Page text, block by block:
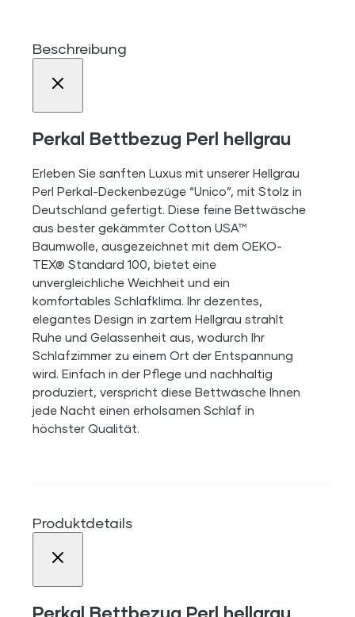
Beschreibung
Perkal Bettbezug Perl hellgrau
Erleben Sie sanften Luxus mit unserer Hellgrau
Perl Perkal-Deckenbezüge “Unico”, mit Stolz in
Deutschland gefertigt. Diese feine Bettwäsche
aus bester gekämmter Cotton USA™
Baumwolle, ausgezeichnet mit dem OEKO-
TEX® Standard 100, bietet eine
unvergleichliche Weichheit und ein
komfortables Schlafklima. Ihr dezentes,
elegantes Design in zartem Hellgrau strahlt
Ruhe und Gelassenheit aus, wodurch Ihr
Schlafzimmer zu einem Ort der Entspannung
wird. Einfach in der Pflege und nachhaltig
produziert, verspricht diese Bettwäsche Ihnen
jede Nacht einen erholsamen Schlaf in
höchster Qualität.
Produktdetails
Perkal Bettbezug Perl hellgrau